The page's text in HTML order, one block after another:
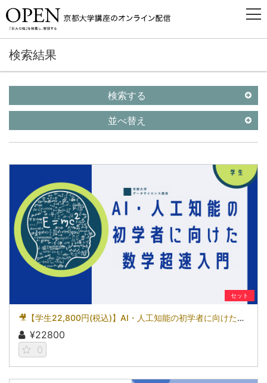
検索結果
検索する
並べ替え
セット
🎥【学生22,800円(税込)】AI・人工知能の初学者に向けた数学超速入門［京都大学データサイエンス講座］（2026）
¥22800
0